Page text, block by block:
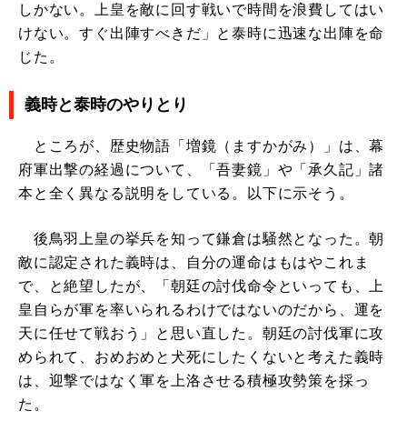
しかない。上皇を敵に回す戦いで時間を浪費してはい
けない。すぐ出陣すべきだ」と泰時に迅速な出陣を命
じた。
義時と泰時のやりとり
ところが、歴史物語「増鏡（ますかがみ）」は、幕
府軍出撃の経過について、「吾妻鏡」や「承久記」諸
本と全く異なる説明をしている。以下に示そう。
後鳥羽上皇の挙兵を知って鎌倉は騒然となった。朝
敵に認定された義時は、自分の運命はもはやこれま
で、と絶望したが、「朝廷の討伐命令といっても、上
皇自らが軍を率いられるわけではないのだから、運を
天に任せて戦おう」と思い直した。朝廷の討伐軍に攻
められて、おめおめと犬死にしたくないと考えた義時
は、迎撃ではなく軍を上洛させる積極攻勢策を採っ
た。